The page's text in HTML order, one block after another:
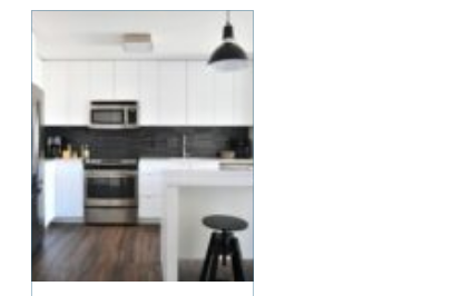
tillverkare hög precision,
stabil kvalitet och korta
komplexa geometrier. ...